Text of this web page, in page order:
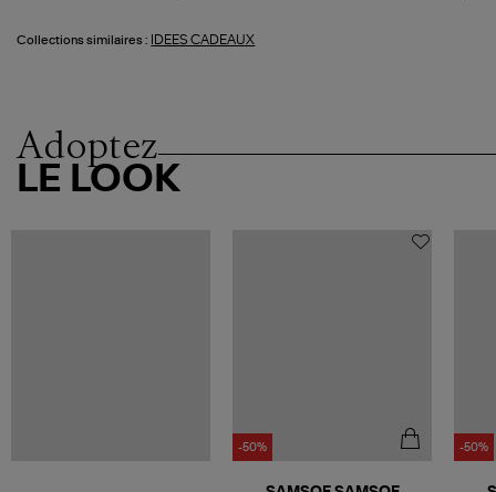
Collections similaires : IDEES CADEAUX
Adoptez
LE LOOK
-50% -50%